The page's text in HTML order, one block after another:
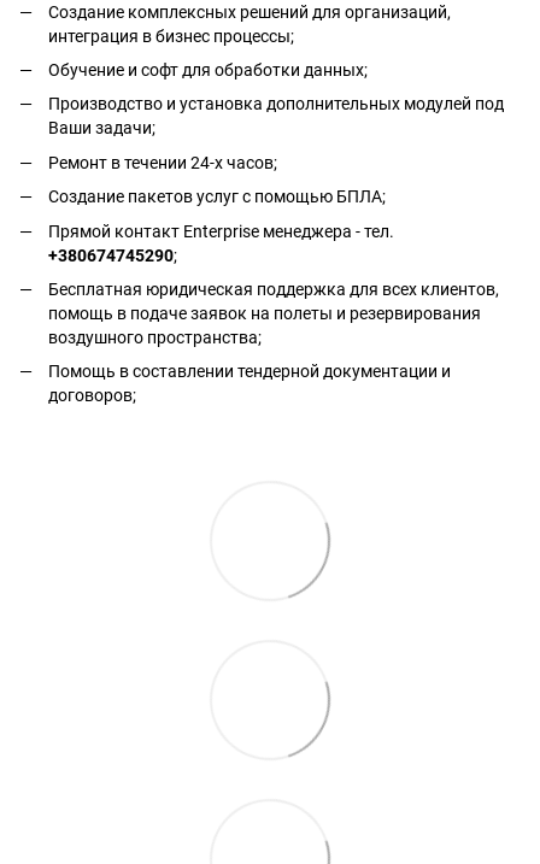
Создание комплексных решений для организаций,
интеграция в бизнес процессы;
Обучение и софт для обработки данных;
Производство и установка дополнительных модулей под
Ваши задачи;
Ремонт в течении 24-х часов;
Создание пакетов услуг с помощью БПЛА;
Прямой контакт Enterprise менеджера - тел.
+380674745290;
Бесплатная юридическая поддержка для всех клиентов,
помощь в подаче заявок на полеты и резервирования
воздушного пространства;
Помощь в составлении тендерной документации и
договоров;